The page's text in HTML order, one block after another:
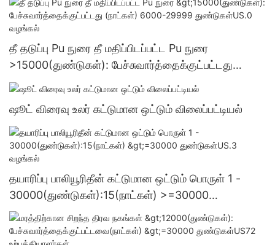
தீ தடுப்பு Pu நுரை தீ மதிப்பிடப்பட்ட Pu நுரை
>15000(துண்டுகள்): பேச்சுவார்த்தைக்குட்பட்டது
(நாட்கள்) 6000-29999 துண்டுகள்US.0 வழங்கல்
ஷூட் விரைவு உலர் கட்டுமான ஒட்டும் விலைப்பட்டியல்
தயாரிப்பு பாலியூரிதீன் கட்டுமான ஒட்டும் பொருள் 1 -
30000(துண்டுகள்):15(நாட்கள்) >=30000
துண்டுகள்US.3 வழங்கல்